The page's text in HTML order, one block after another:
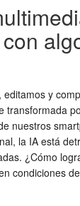
y
transformada
nuestros
la IA está
¿Cómo
condiciones